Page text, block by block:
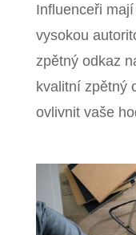
Influenceři
vysokou
zpětný odkaz
kvalitní zpětný
ovlivnit vaše